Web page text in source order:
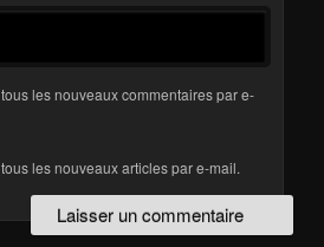
les nouveaux commentaires par e-
les nouveaux articles par e-mail.